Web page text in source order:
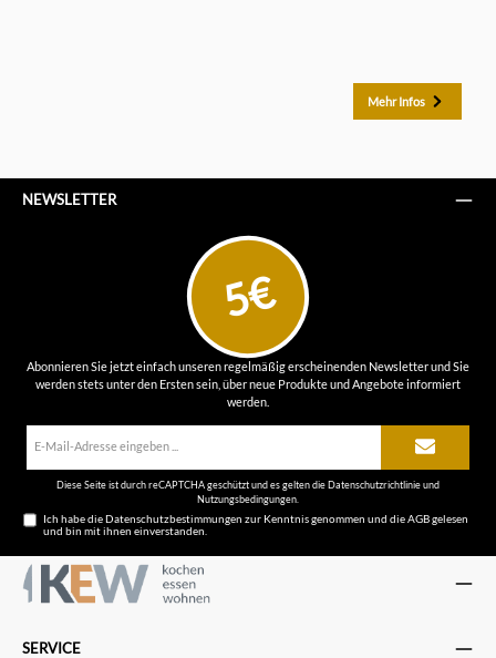
Mehr Infos
NEWSLETTER
5€
Abonnieren Sie jetzt einfach unseren regelmäßig erscheinenden Newsletter und Sie
werden stets unter den Ersten sein, über neue Produkte und Angebote informiert
werden.
Diese Seite ist durch reCAPTCHA geschützt und es gelten dieDatenschutzrichtlinieund
Nutzungsbedingungen
Ich habe dieDatenschutzbestimmungen zur Kenntnis genommen und dieAGBgelesen
und bin mit ihnen einverstanden.
SERVICE